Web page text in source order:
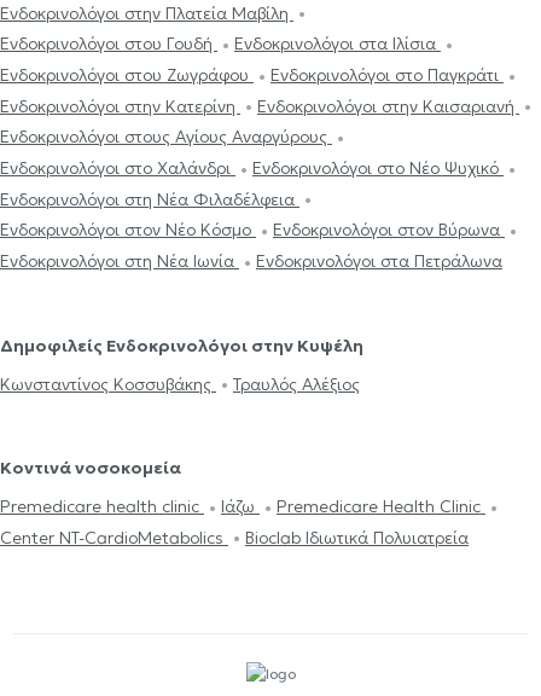
Ενδοκρινολόγοι στην Πλατεία Μαβίλη
Ενδοκρινολόγοι στου Γουδή
Ενδοκρινολόγοι στα Ιλίσια
Ενδοκρινολόγοι στου Ζωγράφου
Ενδοκρινολόγοι στο Παγκράτι
Ενδοκρινολόγοι στην Κατερίνη
Ενδοκρινολόγοι στην Καισαριανή
Ενδοκρινολόγοι στους Αγίους Αναργύρους
Ενδοκρινολόγοι στο Χαλάνδρι
Ενδοκρινολόγοι στο Νέο Ψυχικό
Ενδοκρινολόγοι στη Νέα Φιλαδέλφεια
Ενδοκρινολόγοι στον Νέο Κόσμο
Ενδοκρινολόγοι στον Βύρωνα
Ενδοκρινολόγοι στη Νέα Ιωνία
Ενδοκρινολόγοι στα Πετράλωνα
Δημοφιλείς Ενδοκρινολόγοι στην Κυψέλη
Κωνσταντίνος Κοσσυβάκης
Τραυλός Αλέξιος
Κοντινά νοσοκομεία
Premedicare health clinic
Ιάζω
Premedicare Health Clinic
Center NT-CardioMetabolics
Bioclab Ιδιωτικά Πολυιατρεία